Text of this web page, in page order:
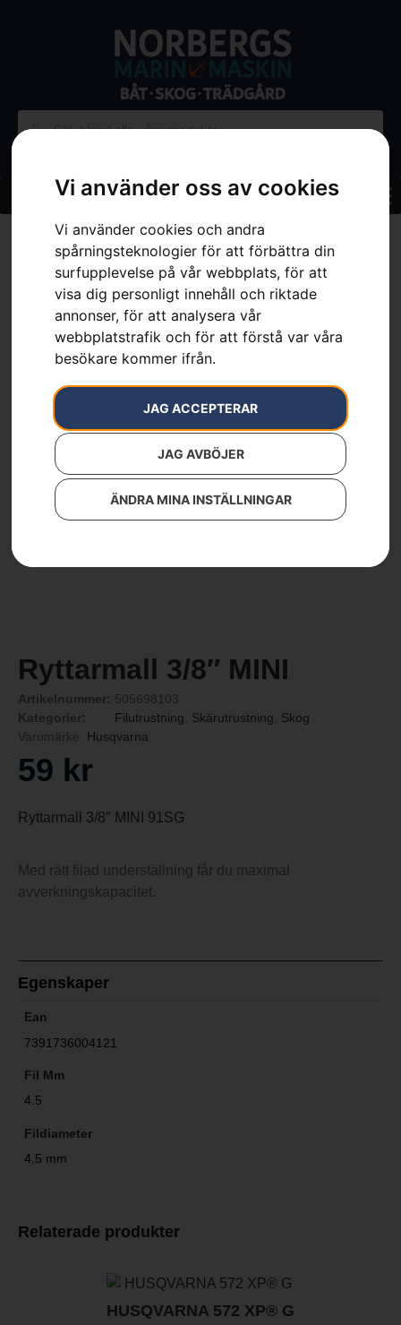
Vi använder oss av cookies
Vi använder cookies och andra
spårningsteknologier för att förbättra din
surfupplevelse på vår webbplats, för att
visa dig personligt innehåll och riktade
annonser, för att analysera vår
webbplatstrafik och för att förstå var våra
besökare kommer ifrån.
JAG ACCEPTERAR
JAG AVBÖJER
ÄNDRA MINA INSTÄLLNINGAR
»Sortiment»Skog»Skärutrustning»
Ryttarmall 3/8″ MINI
Ryttarmall 3/8″ MINI
Artikelnummer: 505698103
Kategorier:
Filutrustning Skärutrustning
Skog
Varumärke: Husqvarna
59 kr
Ryttarmall 3/8″ MINI 91SG
Med rätt filad underställning får du maximal
avverkningskapacitet.
Egenskaper
Ean
7391736004121
Fil Mm
4.5
Fildiameter
4.5 mm
Relaterade produkter
HUSQVARNA 572 XP® G